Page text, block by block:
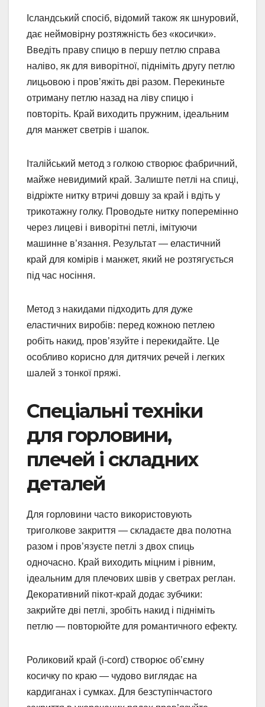
Ісландський спосіб, відомий також як шнуровий,
дає неймовірну розтяжність без «косички».
Введіть праву спицю в першу петлю справа
наліво, як для виворітної, підніміть другу петлю
лицьовою і пров’яжіть дві разом. Перекиньте
отриману петлю назад на ліву спицю і
повторіть. Край виходить пружним, ідеальним
для манжет светрів і шапок.
Італійський метод з голкою створює фабричний,
майже невидимий край. Залиште петлі на спиці,
відріжте нитку втричі довшу за край і вдіть у
трикотажну голку. Проводьте нитку поперемінно
через лицеві і виворітні петлі, імітуючи
машинне в’язання. Результат — еластичний
край для комірів і манжет, який не розтягується
під час носіння.
Метод з накидами підходить для дуже
еластичних виробів: перед кожною петлею
робіть накид, пров’язуйте і перекидайте. Це
особливо корисно для дитячих речей і легких
шалей з тонкої пряжі.
Спеціальні техніки
для горловини,
плечей і складних
деталей
Для горловини часто використовують
триголкове закриття — складаєте два полотна
разом і пров’язуєте петлі з двох спиць
одночасно. Край виходить міцним і рівним,
ідеальним для плечових швів у светрах реглан.
Декоративний пікот-край додає зубчики:
закрийте дві петлі, зробіть накид і підніміть
петлю — повторюйте для романтичного ефекту.
Роликовий край (i-cord) створює об’ємну
косичку по краю — чудово виглядає на
кардиганах і сумках. Для безступінчастого